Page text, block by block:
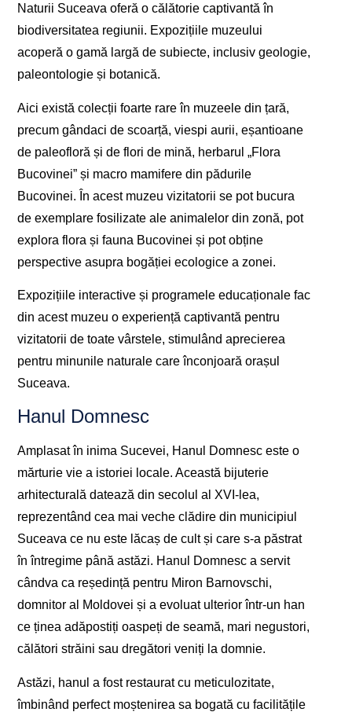
Naturii Suceava oferă o călătorie captivantă în
biodiversitatea regiunii. Expozițiile muzeului
acoperă o gamă largă de subiecte, inclusiv geologie,
paleontologie și botanică.
Aici există colecții foarte rare în muzeele din țară,
precum gândaci de scoarță, viespi aurii, eșantioane
de paleofloră și de flori de mină, herbarul „Flora
Bucovinei” și macro mamifere din pădurile
Bucovinei. În acest muzeu vizitatorii se pot bucura
de exemplare fosilizate ale animalelor din zonă, pot
explora flora și fauna Bucovinei și pot obține
perspective asupra bogăției ecologice a zonei.
Expozițiile interactive și programele educaționale fac
din acest muzeu o experiență captivantă pentru
vizitatorii de toate vârstele, stimulând aprecierea
pentru minunile naturale care înconjoară orașul
Suceava.
Hanul Domnesc
Amplasat în inima Sucevei, Hanul Domnesc este o
mărturie vie a istoriei locale. Această bijuterie
arhitecturală datează din secolul al XVI-lea,
reprezentând cea mai veche clădire din municipiul
Suceava ce nu este lăcaș de cult și care s-a păstrat
în întregime până astăzi. Hanul Domnesc a servit
cândva ca reședință pentru Miron Barnovschi,
domnitor al Moldovei și a evoluat ulterior într-un han
ce ținea adăpostiți oaspeți de seamă, mari negustori,
călători străini sau dregători veniți la domnie.
Astăzi, hanul a fost restaurat cu meticulozitate,
îmbinând perfect moștenirea sa bogată cu facilitățile